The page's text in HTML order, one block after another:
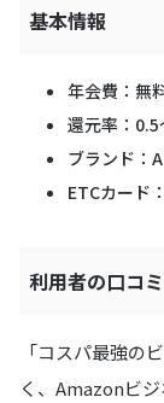
基本情報
年会費：無
還元率：0.5
ブランド：
ETCカード
利用者の口コミ
「コスパ最強の
く、Amazonビジ